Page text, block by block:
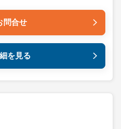
問合せ
を見る